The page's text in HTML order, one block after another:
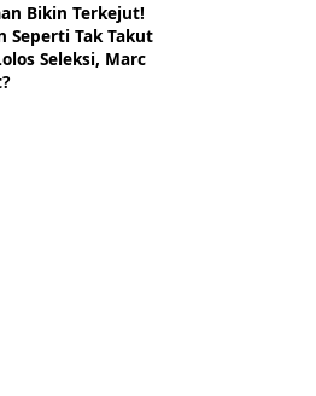
Bikin Terkejut!
Seperti Tak Takut
Seleksi, Marc